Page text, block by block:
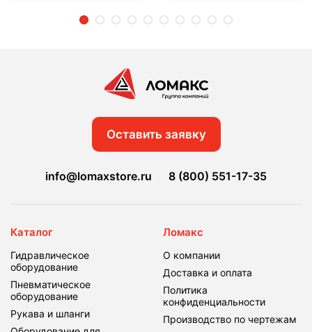
Оставить заявку
info@lomaxstore.ru 8 (800) 551-17-35
Каталог
Гидравлическое
оборудование
Пневматическое
оборудование
Рукава и шланги
Ломакс
О компании
Доставка и оплата
Политика
конфиденциальности
Производство по чертежам